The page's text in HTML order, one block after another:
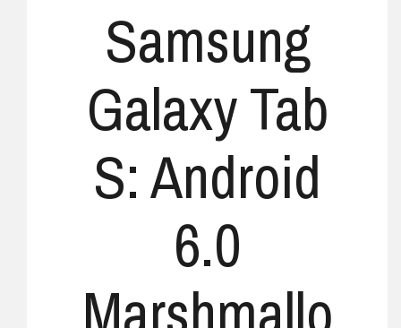
Samsung
Galaxy Tab
S: Android
6.0